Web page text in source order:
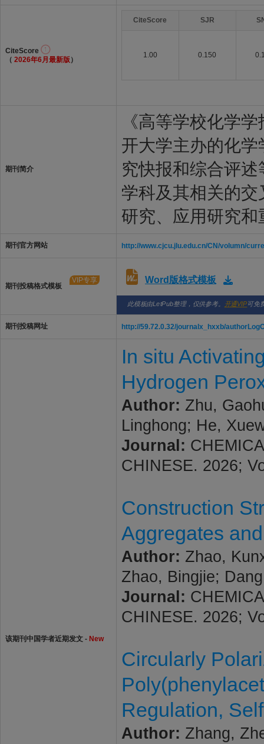
CiteScore
（ 2026年6月最新版 ）
CiteScore SJR
1.00 0.150
期刊简介
《高等学校化学
开大学主办的化
究快报和综合评
学科及其相关的
研究、应用研究
期刊官方网站 http://www.cjcu.jlu.edu.cn/CN/volumn/
期刊投稿格式模板
VIP专享 Word版格式模板
此模板由LetPub整理，仅供参考。 开通VIP可免
期刊投稿网址 http://59.72.0.32/journalx_hxxb/
该期刊中国学者近期发文 - New
In situ
Hydrogen
Author: Zhu,
Linghong; He,
Journal:
CHINESE. 2026;
Construction
Aggregates
Author: Zhao,
Zhao, Bingjie;
Journal:
CHINESE. 2026;
Circularly
Regulation,
Author: Zhang,